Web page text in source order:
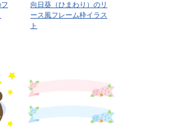
向日葵（ひまわり）のリ
ース風フレーム枠イラス
ト